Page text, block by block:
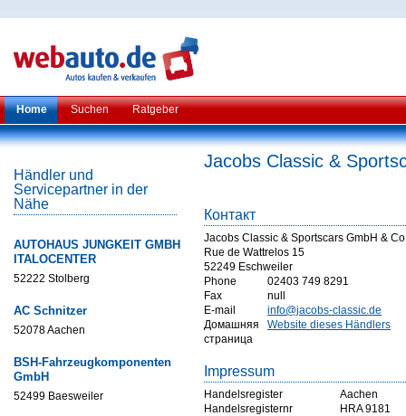
Home Suchen Ratgeber
Händler und
Servicepartner in der
Nähe
AUTOHAUS JUNGKEIT GMBH
ITALOCENTER
52222 Stolberg
AC Schnitzer
52078 Aachen
BSH-Fahrzeugkomponenten
GmbH
52499 Baesweiler
Jacobs Classic &
Контакт
Jacobs Classic & Sportscars GmbH &
Rue de Wattrelos 15
52249 Eschweiler
Phone
02403 749 8291
Fax
null
E-mail
info@jacobs-classic.de
Домашняя
страница
Website dieses Händlers
Impressum
Handelsregister
Aachen
Handelsregisternr
HRA 9181